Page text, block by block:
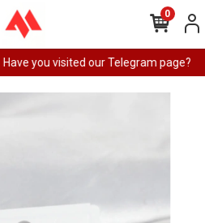
Have you visited our Telegram page?
0